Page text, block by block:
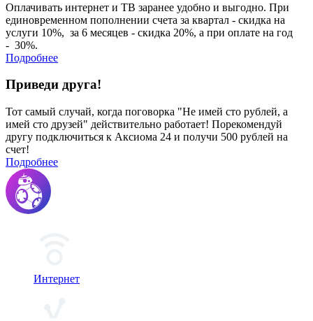
Оплачивать интернет и ТВ заранее удобно и выгодно. При
единовременном пополнении счета за квартал - скидка на
услуги 10%, за 6 месяцев - скидка 20%, а при оплате на год
- 30%.
Подробнее
Приведи друга!
Тот самый случай, когда поговорка "Не имей сто рублей, а
имей сто друзей" действительно работает! Порекомендуй
другу подключиться к Аксиома 24 и получи 500 рублей на
счет!
Подробнее
Интернет